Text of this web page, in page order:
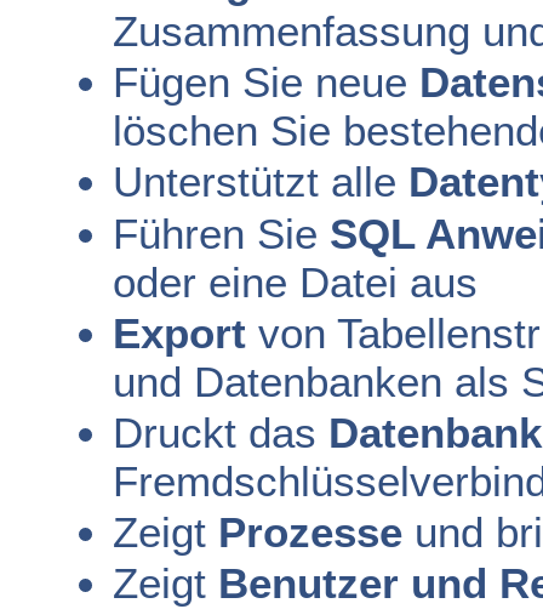
Zusammenfassung
Fügen Sie neue
löschen Sie
Unterstützt alle
Führen Sie SQL
oder eine Datei aus
Export von
und Datenbanken als
Druckt das
Zeigt Prozesse und
Zeigt Benutzer und